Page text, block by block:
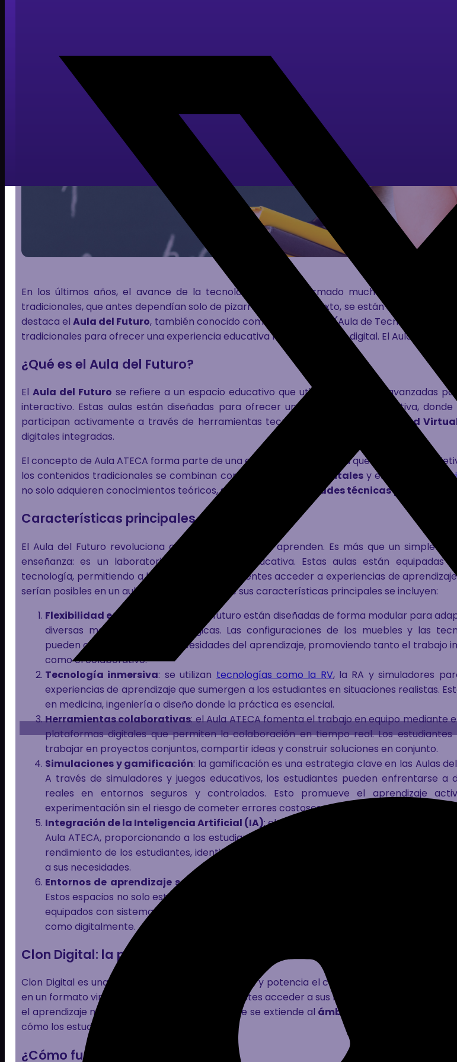
En los últimos años, el avance de la tecnología ha transformado muchos aspectos
tradicionales, que antes dependían solo de pizarras y libros de texto, se están sustituyendo
destaca elAula del Futuro, también conocido como
(Aula de Tecnología
tradicionales para ofrecer una experiencia educativa más inmersiva y digital. El Aula del
¿Qué es el Aula del Futuro?
El Aula del Futuro se refiere a un espacio educativo que utiliza tecnologías avanzadas
interactivo. Estas aulas están diseñadas para ofrecer una experiencia adaptativa,
participan activamente a través de herramientas tecnológicas como la
Realidad Virtual
digitales integradas.
El concepto de Aula ATECA forma parte de una estrategia más amplia que tiene como
los contenidos tradicionales se combinan con
competencias digitalesy el uso de
no solo adquieren conocimientos teóricos, sino también
habilidades técnicas y prácticas
Características principales del Aula ATECA
El Aula del Futuro revoluciona cómo los estudiantes aprenden. Es más que un simple
enseñanza: es un laboratorio de innovación educativa. Estas aulas están equipadas
tecnología, permitiendo a los estudiantes y docentes acceder a experiencias de aprendizaje
serían posibles en un aula convencional. Entre sus características principales se incluyen:
Flexibilidad espacial
: las aulas del futuro están diseñadas de forma modular para
diversas metodologías pedagógicas. Las configuraciones de los muebles y las
pueden cambiar según las necesidades del aprendizaje, promoviendo tanto el trabajo
como el colaborativo.
Tecnología inmersiva: se utilizan tecnologías como la RV, la RA y simuladores
experiencias de aprendizaje que sumergen a los estudiantes en situaciones realistas.
en medicina, ingeniería o diseño donde la práctica es esencial.
Herramientas colaborativas: el Aula ATECA fomenta el trabajo en equipo mediante
plataformas digitales que permiten la colaboración en tiempo real. Los estudiantes
trabajar en proyectos conjuntos, compartir ideas y construir soluciones en conjunto.
Simulaciones y gamificación: la gamificación es una estrategia clave en las Aulas
A través de simuladores y juegos educativos, los estudiantes pueden enfrentarse a
reales en entornos seguros y controlados. Esto promueve el aprendizaje
experimentación sin el riesgo de cometer errores costosos.
Integración de la Inteligencia Artificial (IA): el uso de la IA está cada vez más
Aula ATECA, proporcionando a los estudiantes asistencia personalizada. La IA puede
rendimiento de los estudiantes, identificar áreas de mejora y recomendar contenido
a sus necesidades.
Entornos de aprendizaje seguros
Estos espacios no solo están diseñados para ser inclusivos y accesibles, sino que
equipados con sistemas de monitoreo y gestión que garantizan un entorno seguro
como digitalmente.
Clon Digital: la plataforma para el Aula del Futuro
Clon Digital es una plataforma que complementa y potencia el concepto del
en un formato virtual, permitiendo a los estudiantes acceder a sus lecciones, recursos y
el aprendizaje no se limita al aula física, sino que se extiende al ámbito virtual
cómo los estudiantes aprenden.
¿Cómo funciona Clon Digital?